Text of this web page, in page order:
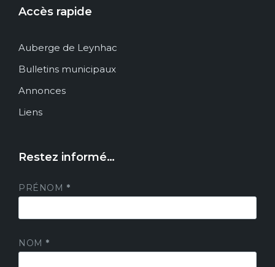
Accès rapide
Auberge de Leynhac
Bulletins municipaux
Annonces
Liens
Restez informé…
PRÉNOM *
NOM *